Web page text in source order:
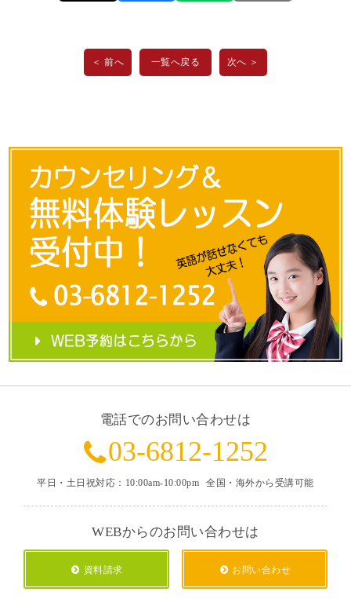
＜ 前へ 一覧へ戻る 次へ ＞
電話でのお問い合わせは
03-6812-1252
平日・土日祝対応：10:00am-10:00pm全国・海外から受講可能
WEBからのお問い合わせは
資料請求 お問い合わせ